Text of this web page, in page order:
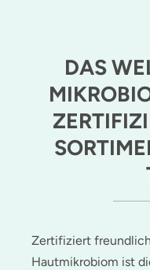
DAS
Zertifiziert
Hautmikrobiom ist